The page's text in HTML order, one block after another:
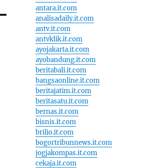
antara.it.com
analisadaily.it.com
antv.it.com
antvklik.it.com
ayojakarta.it.com
ayobandung.it.com
beritabali.it.com
bangsaonline.it.com
beritajatim.it.com
beritasatu.it.com
bernas.it.com
bisnis.it.com
brilio.it.com
bogortribunnews.it.com
jogjakompas.it.com
cekaja.it.com